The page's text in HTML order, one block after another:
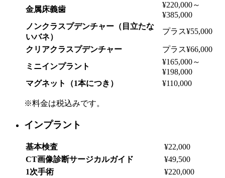
金属床義歯
¥220,000～
¥385,000
ノンクラスプデンチャー（目立たな
いバネ）
プラス¥55,000
クリアクラスプデンチャー
プラス¥66,000
ミニインプラント
¥165,000～
¥198,000
マグネット（1本につき）
¥110,000
※料金は税込みです。
インプラント
基本検査
¥22,000
CT画像診断サージカルガイド
¥49,500
1次手術
¥220,000